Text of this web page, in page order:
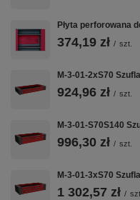
Płyta perforowana
374,19 zł / szt.
M-3-01-2xS70
924,96 zł / szt.
M-3-01-S70S140
996,30 zł / szt.
M-3-01-3xS70
1 302,57 zł / szt.